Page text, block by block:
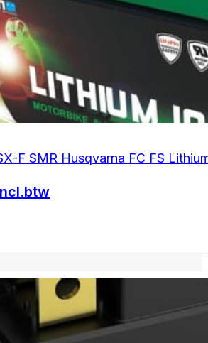
F SMR Husqvarna FC FS